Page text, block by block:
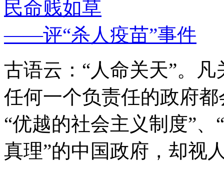
民命贱如草
——评“杀人疫苗”事件
古语云：“人命关天”。
任何一个负责任的政府
“优越的社会主义制度”
真理”的中国政府，却视